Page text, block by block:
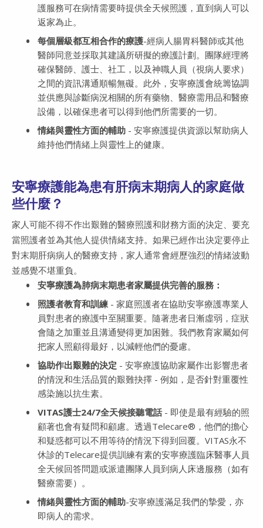
護服務可在病情需要時提供全天候照護，直到病人可以
返家為止。
每個層級都互相合作的療護-經病人腸胃科醫師或其他
醫師同意並採取其建議所研擬的療護計劃。團隊經理將
確保醫師、護士、社工，以及神職人員（視病人要求）
之間的資訊溝通順暢無礙。此外，安寧療護會統籌協調
並供應與診斷病況相關的所有藥物、醫療需用品和醫療
設備，以確保患者可以得到他們所需要的一切。
情緒與靈性方面的輔助 - 安寧療護提供資源以幫助病人
維持他們情緒上與靈性上的健康。
安寧療護能為患有肝病末期病人的家庭做
些什麼？
家人可能不得不作出艱難的醫療照護和財務方面的決定、要充
當照護者並為其他人提供情緒支持。如果已經作出決定要停止
對末期肝病病人的醫療支持，家人通常會經歷強烈的情緒波動
並感覺不堪重負。
安寧療護為肺病末期患者家屬提供完善的服務：
照護者教育和訓練 - 家庭照護者在協助安寧療護專業人
員對患者的療護中至關重要。隨著患者日漸虛弱，症狀
會隨之加重並且溝通變得更加困難。我們教育家屬如何
把家人照顧得最好，以減輕他們的憂慮。
協助作出艱難的決定 - 安寧療護協助家屬作出影響患者
的情況和生活品質的艱難抉擇 - 例如，是否針對重覆性
感染施以抗生素。
VITAS護士24/7全天候接聽電話- 即使是最有經驗的照
顧著也會有疑問和顧慮。透過Telecare®，他們的擔心
和疑惑都可以不用等待的情況下得到回覆。VITAS永不
休診的Telecare提供訓練有素的安寧療護臨床醫事人員
全天候回答問題或派遣團隊人員到病人床邊服務（如有
醫療需要）。
情緒與靈性方面的輔助-安寧療護滿足我們的摯愛，亦
即病人的需求。